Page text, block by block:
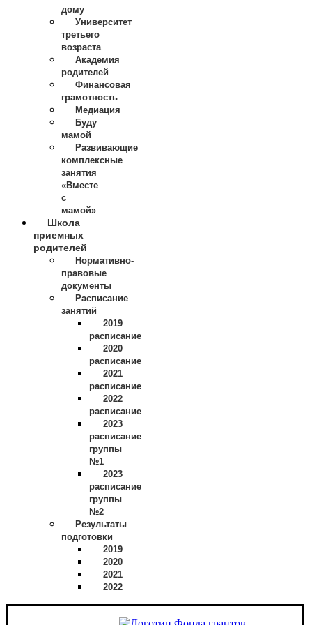
дому
Университет
третьего
возраста
Академия
родителей
Финансовая
грамотность
Медиация
Буду
мамой
Развивающие
комплексные
занятия
«Вместе
с
мамой»
Школа
приемных
родителей
Нормативно-
правовые
документы
Расписание
занятий
2019
расписание
2020
расписание
2021
расписание
2022
расписание
2023
расписание
группы
№1
2023
расписание
группы
№2
Результаты
подготовки
2019
2020
2021
2022